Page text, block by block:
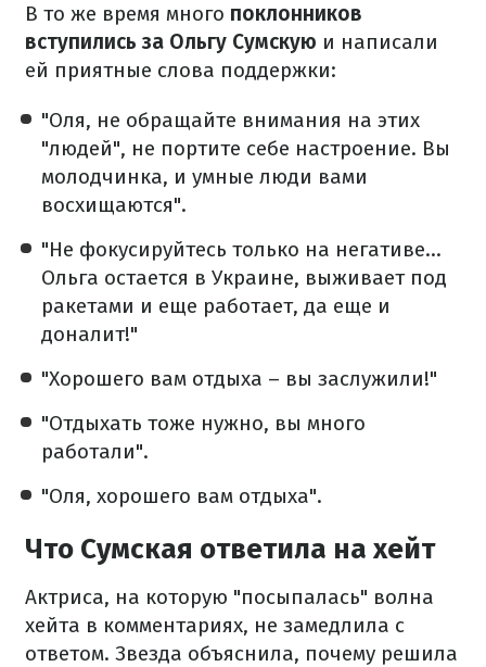
В то же время много поклонников
вступились за Ольгу Сумскую и написали
ей приятные слова поддержки:
"Оля, не обращайте внимания на этих
"людей", не портите себе настроение. Вы
молодчинка, и умные люди вами
восхищаются".
"Не фокусируйтесь только на негативе…
Ольга остается в Украине, выживает под
ракетами и еще работает, да еще и
доналит!"
"Хорошего вам отдыха – вы заслужили!"
"Отдыхать тоже нужно, вы много
работали".
"Оля, хорошего вам отдыха".
Что Сумская ответила на хейт
Актриса, на которую "посыпалась" волна
хейта в комментариях, не замедлила с
ответом. Звезда объяснила, почему решила